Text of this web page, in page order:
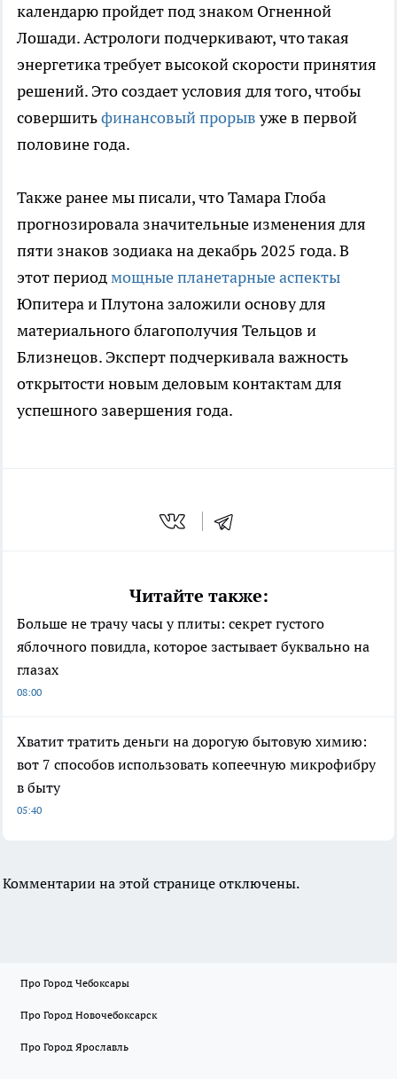
календарю пройдет под знаком Огненной
Лошади. Астрологи подчеркивают, что такая
энергетика требует высокой скорости принятия
решений. Это создает условия для того, чтобы
совершитьфинансовый прорывуже в первой
половине года.
Также ранее мы писали, что Тамара Глоба
прогнозировала значительные изменения для
пяти знаков зодиака на декабрь 2025 года. В
этот периодмощные планетарные аспекты
Юпитера и Плутона заложили основу для
материального благополучия Тельцов и
Близнецов. Эксперт подчеркивала важность
открытости новым деловым контактам для
успешного завершения года.
Читайте также:
Больше не трачу часы у плиты: секрет густого
яблочного повидла, которое застывает буквально на
глазах
08:00
Хватит тратить деньги на дорогую бытовую химию:
вот 7 способов использовать копеечную микрофибру
в быту
05:40
Комментарии на этой странице отключены.
Про Город Чебоксары
Про Город Новочебоксарск
Про Город Ярославль